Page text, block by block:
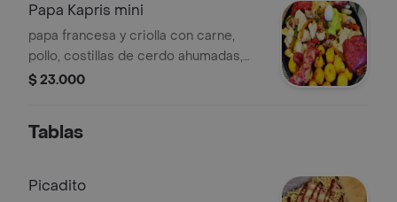
Papa Kapris mini
papa francesa y criolla con carne,
pollo, costillas de cerdo ahumadas,
cebolla, pimenton, guacamole, huevo
$ 23.000
Tablas
Picadito